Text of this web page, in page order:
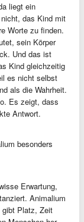
liegt ein
das Kind mit
Worte zu finden.
sein Körper
Und das ist
Kind gleichzeitig
es nicht selbst
als die Wahrheit.
Es zeigt, dass
Antwort.
besonders
Erwartung,
Animalium
gibt Platz, Zeit